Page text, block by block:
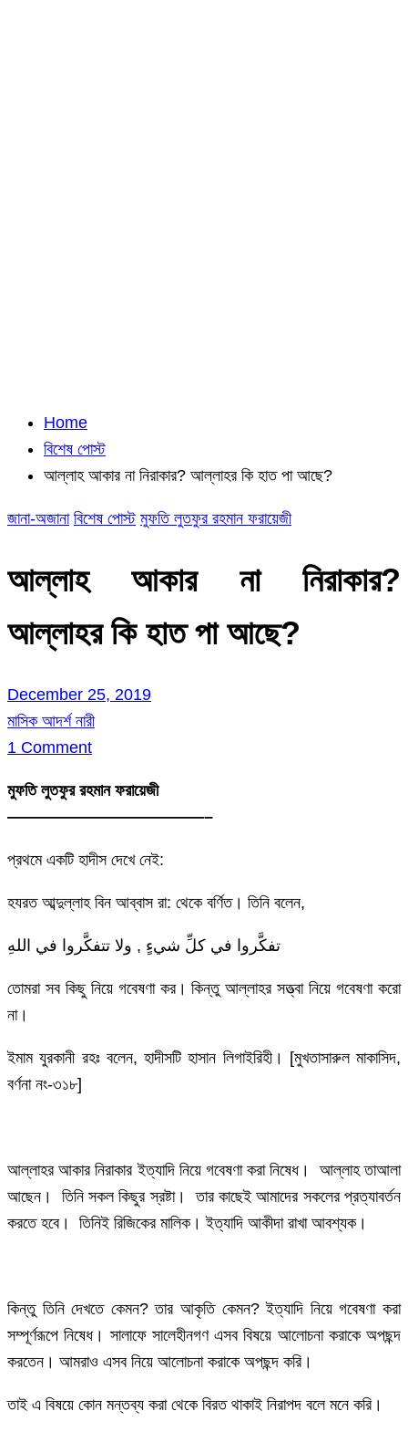
Home
বিশেষ পোস্ট
আল্লাহ আকার না নিরাকার? আল্লাহর কি হাত পা আছে?
জানা-অজানা বিশেষ পোস্ট মুফতি লুতফুর রহমান ফরায়েজী
আল্লাহ আকার না নিরাকার?
আল্লাহর কি হাত পা আছে?
December 25, 2019
মাসিক আদর্শ নারী
1 Comment
মুফতি লুতফুর রহমান ফরায়েজী
————————————–
প্রথমে একটি হাদীস দেখে নেই:
হযরত আব্দুল্লাহ বিন আব্বাস রা: থেকে বর্ণিত। তিনি বলেন,
تفكَّروا في كلِّ شيءٍ , ولا تتفكَّروا في اللهِ
তোমরা সব কিছু নিয়ে গবেষণা কর। কিন্তু আল্লাহর সত্ত্বা নিয়ে গবেষণা করো
না।
ইমাম যুরকানী রহঃ বলেন, হাদীসটি হাসান লিগাইরিহী। [মুখতাসারুল মাকাসিদ,
বর্ণনা নং-৩১৮]
আল্লাহর আকার নিরাকার ইত্যাদি নিয়ে গবেষণা করা নিষেধ। আল্লাহ তাআলা
আছেন। তিনি সকল কিছুর স্রষ্টা। তার কাছেই আমাদের সকলের প্রত্যাবর্তন
করতে হবে। তিনিই রিজিকের মালিক। ইত্যাদি আকীদা রাখা আবশ্যক।
কিন্তু তিনি দেখতে কেমন? তার আকৃতি কেমন? ইত্যাদি নিয়ে গবেষণা করা
সম্পূর্ণরূপে নিষেধ। সালাফে সালেহীনগণ এসব বিষয়ে আলোচনা করাকে অপছন্দ
করতেন। আমরাও এসব নিয়ে আলোচনা করাকে অপছন্দ করি।
তাই এ বিষয়ে কোন মন্তব্য করা থেকে বিরত থাকাই নিরাপদ বলে মনে করি।